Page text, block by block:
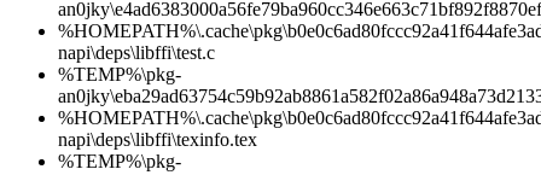
napi\deps\libffi\test.c
%TEMP%\pkg-
napi\deps\libffi\texinfo.tex
%TEMP%\pkg-